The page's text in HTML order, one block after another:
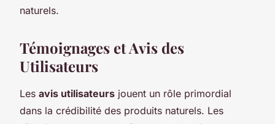
naturels.
Témoignages et Avis des
Utilisateurs
Les avis utilisateurs jouent un rôle primordial
dans la crédibilité des produits naturels. Les